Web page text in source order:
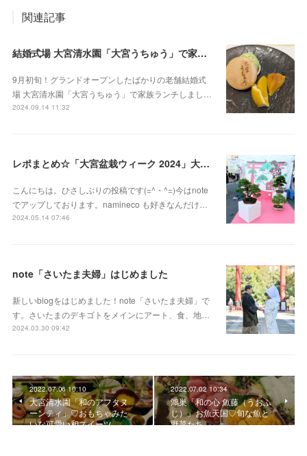
関連記事
結婚式場 大宮清水園「大宮うちゅう」で家族ランチ☆武蔵一宮氷川神社へ参拝
9月初旬！グランドオープンしたばかりの老舗結婚式
場 大宮清水園「大宮うちゅう」で家族ランチしまし…
2024.09.14 11:32
レポまとめ☆「大宮盆栽ウィーク 2024」大盆栽まつり、おおみや盆栽まつりにいってきた
こんにちは。ひさしぶりの投稿です(=^・^=)今はnote
でアップしております。namineco も好きなんだけ…
2024.05.14 07:46
note「さいたま夫婦」はじめました
新しいblogをはじめました！note「さいたま夫婦」で
す。さいたまのデキゴトをメインにアート、食、地…
2024.03.30 09:42
2022.07.06 10:10
大宮清水園「和のアフタヌ
ーンティ」♡おもちゃみた
いな可愛い和スイーツ
2022.07.02 10:34
鴻巣「和の心 魚藤（うおふ
じ）」お魚天国♡旬な魚と
野菜たち